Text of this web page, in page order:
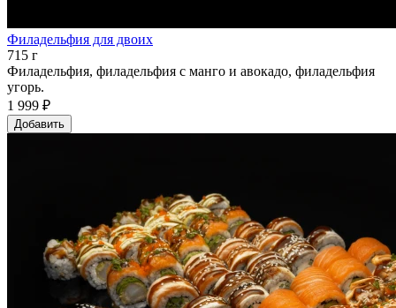
Филадельфия для двоих
715 г
Филадельфия, филадельфия с манго и авокадо, филадельфия
угорь.
1 999 ₽
Добавить